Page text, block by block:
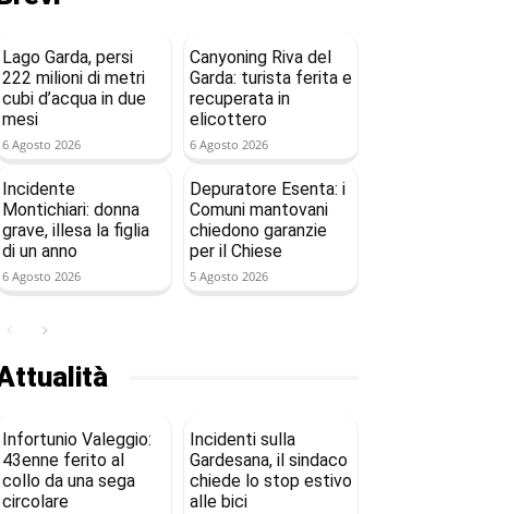
Lago Garda, persi
222 milioni di metri
cubi d’acqua in due
mesi
6 Agosto 2026
Canyoning Riva del
Garda: turista ferita e
recuperata in
elicottero
6 Agosto 2026
Incidente
Montichiari: donna
grave, illesa la figlia
di un anno
6 Agosto 2026
Depuratore Esenta: i
Comuni mantovani
chiedono garanzie
per il Chiese
5 Agosto 2026
Infortunio Valeggio:
43enne ferito al
collo da una sega
circolare
Incidenti sulla
Gardesana, il sindaco
chiede lo stop estivo
alle bici